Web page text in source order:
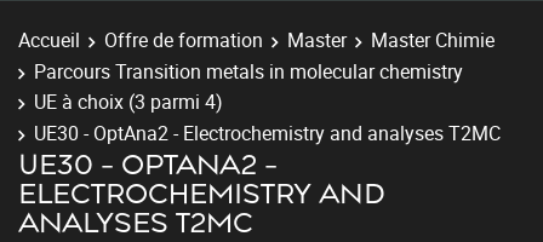
Accueil Offre de formation Master
Master Chimie
Parcours Transition metals in molecular chemistry
UE à choix (3 parmi 4)
UE30 - OptAna2 - Electrochemistry and analyses T2MC
UE30 - OPTANA2 -
ELECTROCHEMISTRY AND
ANALYSES T2MC